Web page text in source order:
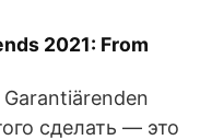
2021: From
сделать — это